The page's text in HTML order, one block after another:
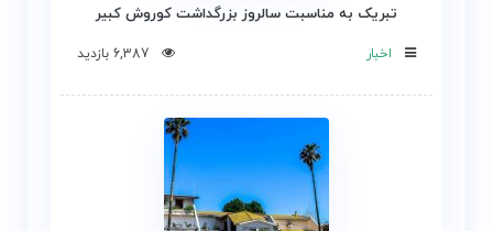
تبریک به مناسبت سالروز بزرگداشت کوروش کبیر
اخبار 6,387 بازدید